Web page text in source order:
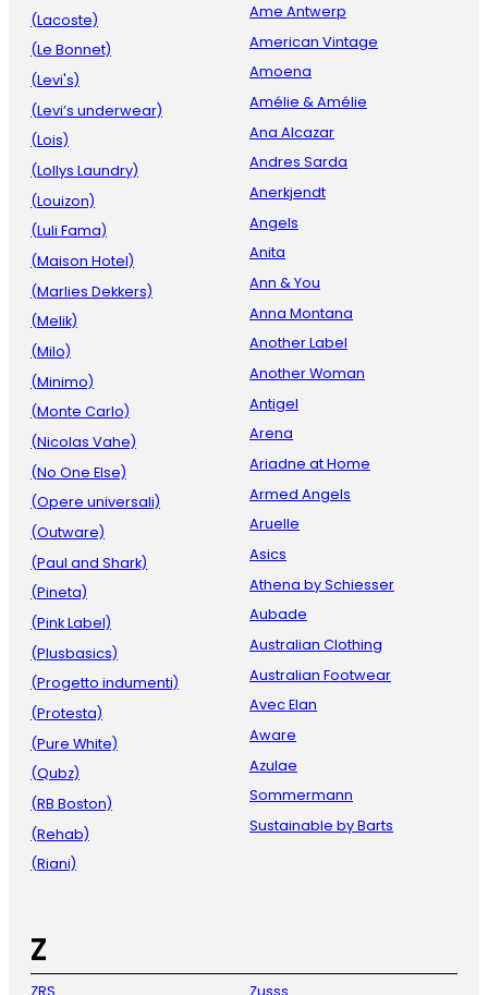
(Lacoste)
(Le Bonnet)
(Levi's)
(Levi’s underwear)
(Lois)
(Lollys Laundry)
(Louizon)
(Luli Fama)
(Maison Hotel)
(Marlies Dekkers)
(Melik)
(Milo)
(Minimo)
(Monte Carlo)
(Nicolas Vahe)
(No One Else)
(Opere universali)
(Outware)
(Paul and Shark)
(Pineta)
(Pink Label)
(Plusbasics)
(Progetto indumenti)
(Protesta)
(Pure White)
(Qubz)
(RB Boston)
(Rehab)
(Riani)
Ame Antwerp
American Vintage
Amoena
Amélie & Amélie
Ana Alcazar
Andres Sarda
Anerkjendt
Angels
Anita
Ann & You
Anna Montana
Another Label
Another Woman
Antigel
Arena
Ariadne at Home
Armed Angels
Aruelle
Asics
Athena by Schiesser
Aubade
Australian Clothing
Australian Footwear
Avec Elan
Aware
Azulae
Sommermann
Sustainable by Barts
Z
ZRS Zusss